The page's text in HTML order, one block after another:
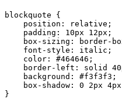
blockquote {
    position: relative;
    padding: 10px 12px;
box-sizing: border-
    font-style: italic;
    color: #464646;
border-left: solid
    background: #f3f3f3;
box-shadow: 0 2px
}